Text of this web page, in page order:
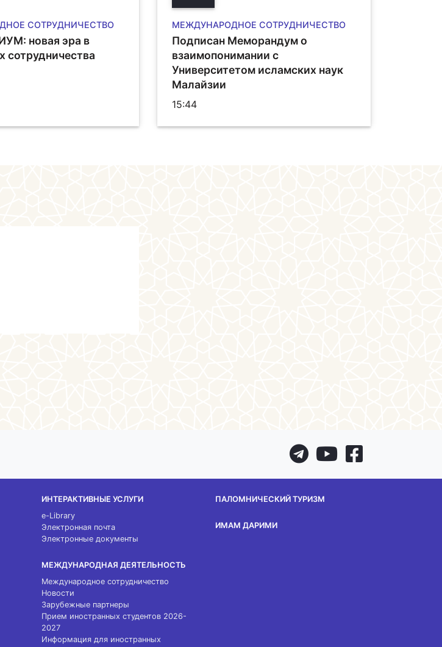
СОТРУДНИЧЕСТВО
новая эра в
сотрудничества
МЕЖДУНАРОДНОЕ СОТРУДНИЧЕСТВО
Подписан Меморандум о
взаимопонимании с
Университетом исламских наук
Малайзии
15:44
ИНТЕРАКТИВНЫЕ УСЛУГИ
e-Library
Электронная почта
Электронные документы
МЕЖДУНАРОДНАЯ ДЕЯТЕЛЬНОСТЬ
Международное сотрудничество
Новости
Зарубежные партнеры
Прием иностранных студентов 2026-
2027
Информация для иностранных
ПАЛОМНИЧЕСКИЙ ТУРИЗМ
ИМАМ ДАРИМИ